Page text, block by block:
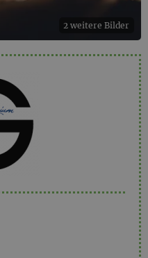
2 weitere Bilder